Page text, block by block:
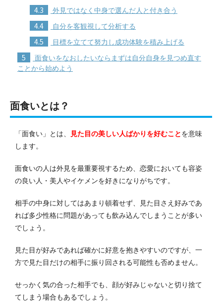
4.3 外見ではなく中身で選んだ人と付き合う
4.4 自分を客観視して分析する
4.5 目標を立てて努力し成功体験を積み上げる
5
面食いをなおしたいならまずは自分自身を見つめ直す
ことから始めよう
面食いとは？
「面食い」とは、 見た目の美しい人ばかりを好むことを意味
します。
面食いの人は外見を最重要視するため、恋愛においても容姿
の良い人・美人やイケメンを好きになりがちです。
相手の中身に対してはあまり頓着せず、見た目さえ好みであ
れば多少性格に問題があっても飲み込んでしまうことが多い
でしょう。
見た目が好みであれば確かに好意を抱きやすいのですが、一
方で見た目だけの相手に振り回される可能性も否めません。
せっかく気の合った相手でも、顔が好みじゃないと切り捨て
てしまう場合もあるでしょう。